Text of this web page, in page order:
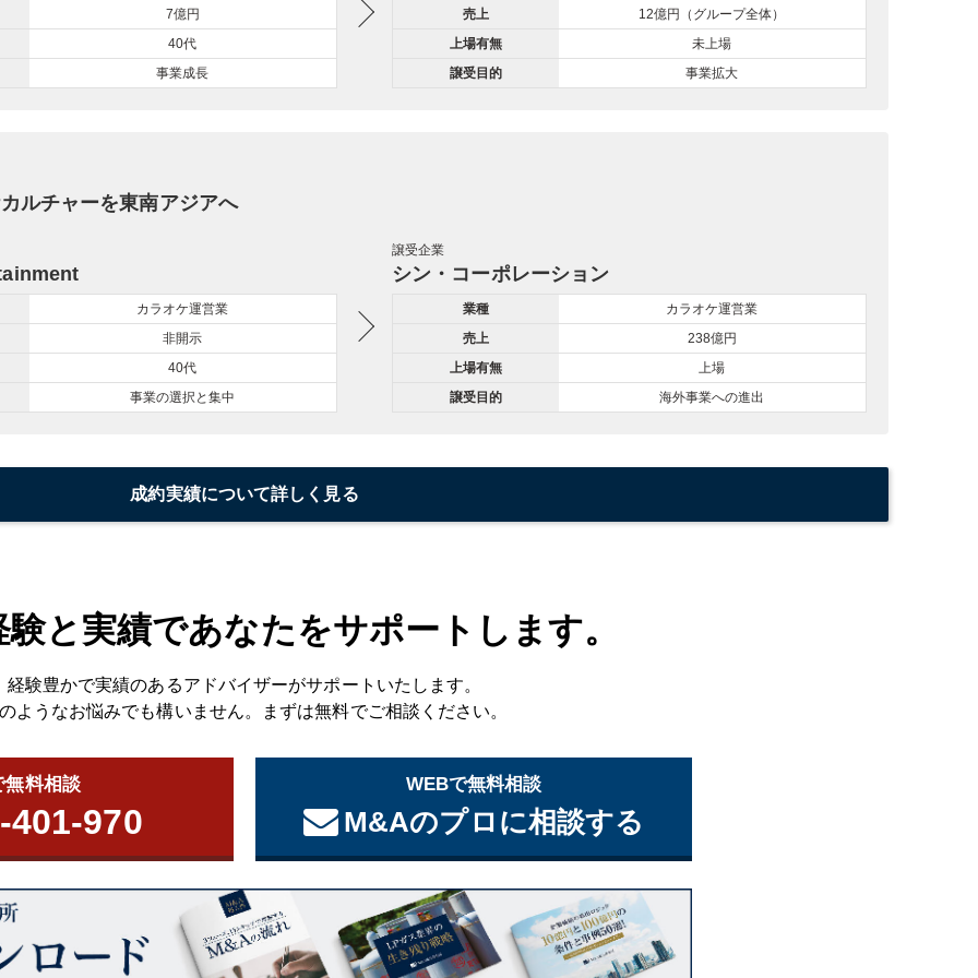
7億円
40代
事業成長
売上
12億円（グループ全体）
上場有無
未上場
譲受目的
事業拡大
ルチャーを東南アジアへ
カラオケ運営業
非開示
40代
事業の選択と集中
譲受企業
シン・コーポレーション
業種
カラオケ運営業
売上
238億円
上場有無
上場
譲受目的
海外事業への進出
成約実績について詳しく見る
と実績であなたをサポートします。
経験豊かで実績のあるアドバイザーがサポートいたします。
ようなお悩みでも構いません。まずは無料でご相談ください。
無料相談
401-970
WEBで無料相談
M&Aのプロに相談する